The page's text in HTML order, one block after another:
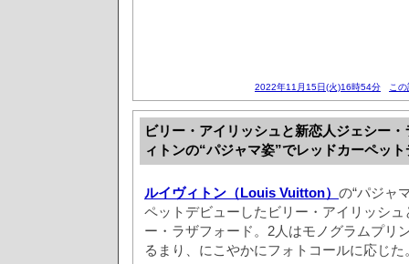
2022年11月15日(火)16時54分 こ
ビリー・アイリッシュと新恋人ジェシー
ィトンの“パジャマ姿”でレッドカーペッ
ルイヴィトン（Louis Vuitton） の“パジャ
ペットデビューしたビリー・アイリッシ
ー・ラザフォード。2人はモノグラムプリ
るまり、にこやかにフォトコールに応じた